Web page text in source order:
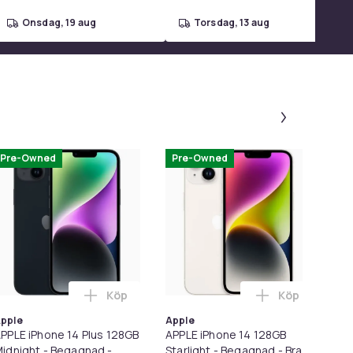
onsdag, 19 aug torsdag, 13 aug
A i varukorgen
14 5G 128GB i varukorgen
Pre-Owned
iPhone 14 Plus 128GB
Lägg till APPLE iPhone 14 Plus 128GB
Köp
Pre-Owned
Apple
APPLE iPhone 14 128GB
Lägg till
Köp